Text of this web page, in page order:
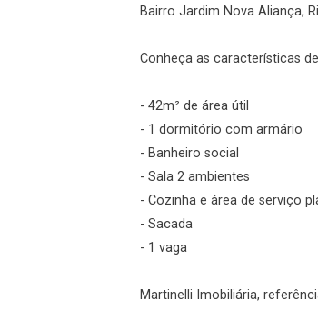
Bairro Jardim Nova Aliança,
Conheça as características
- 42m² de área útil
- 1 dormitório com armário
- Banheiro social
- Sala 2 ambientes
- Cozinha e área de serviço
- Sacada
- 1 vaga
Martinelli Imobiliária,
Login
Cadastre-se
Agendar Visita